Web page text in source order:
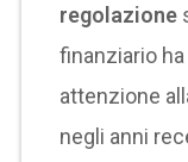
regolazione
finanziario
attenzione
negli anni